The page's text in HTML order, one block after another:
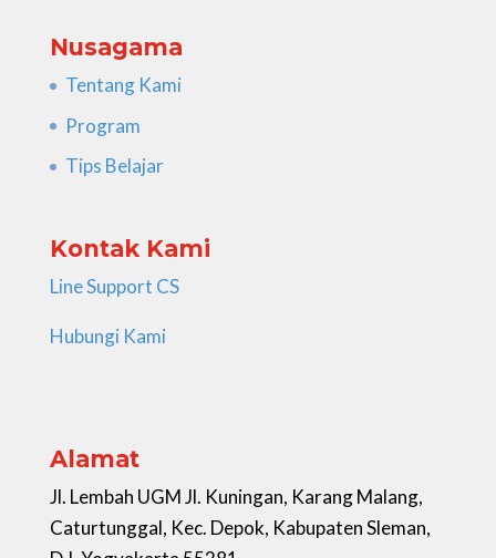
Nusagama
Tentang Kami
Program
Tips Belajar
Kontak Kami
Line Support CS
Hubungi Kami
Alamat
Jl. Lembah UGM Jl. Kuningan, Karang Malang,
Caturtunggal, Kec. Depok, Kabupaten Sleman,